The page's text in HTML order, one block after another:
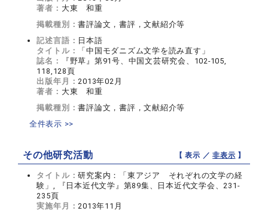
著者： 大東 和重
掲載種別：書評論文，書評，文献紹介等
記述言語： 日本語
タイトル：
「中国モダニズム文学を読み直す」
誌名：
『野草』第91号、中国文芸研究会、102-105,
118,128頁
出版年月：2013年02月
著者： 大東 和重
掲載種別：書評論文，書評，文献紹介等
全件表示 >>
その他研究活動 【 表示 ／非表示 】
タイトル：研究案内：「東アジア それぞれの文学の経
験」, 『日本近代文学』第89集、日本近代文学会、231-
235頁
実施年月：2013年11月